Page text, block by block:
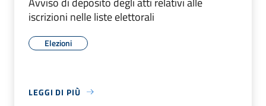
iscrizioni nelle liste elettorali
Elezioni
LEGGI DI PIÙ